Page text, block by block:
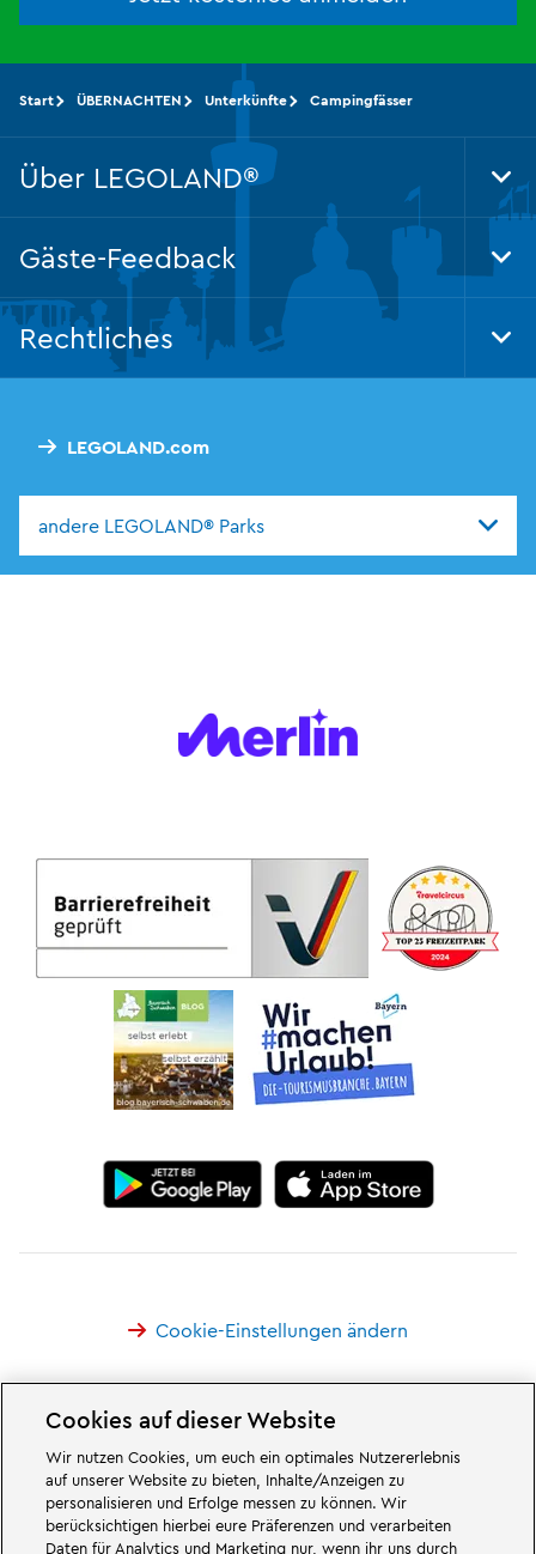
LEGOLAND.com
andere LEGOLAND® Parks
Start ÜBERNACHTEN Unterkünfte Campingfässer
Über LEGOLAND®
Gäste-Feedback
Rechtliches
Großartiges erwartet euch in den Abenteuerwelten des Familien- und
Freizeitparks LEGOLAND Deutschland in Bayern. Erlebt spannende
Attraktionenund jede Menge LEGO® Spaß. LEGOLAND Deutschland Resort
ist einFreizeitparkfür Familien mit Kindern zwischen zwei und 12 Jahren.
Der LEGOLAND Park liegt bei Günzburg in Bayern. LEGOLAND Deutschland
Cookie-Einstellungen ändern
Cookies auf dieser Website
Wir nutzen Cookies, um euch ein optimales Nutzererlebnis
auf unserer Website zu bieten, Inhalte/Anzeigen zu
personalisieren und Erfolge messen zu können. Wir
berücksichtigen hierbei eure Präferenzen und verarbeiten
Daten für Analytics und Marketing nur, wenn ihr uns durch